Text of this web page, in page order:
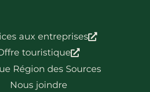
aux entreprises
touristique
Région des Sources
Nous joindre